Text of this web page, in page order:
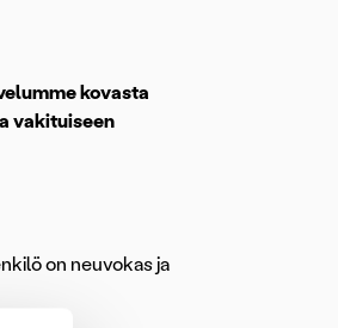
kovasta
vakituiseen
on neuvokas ja